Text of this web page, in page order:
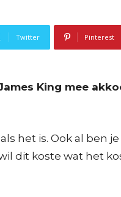
Twitter Pinterest
King mee
het is. Ook al ben
dit koste wat het